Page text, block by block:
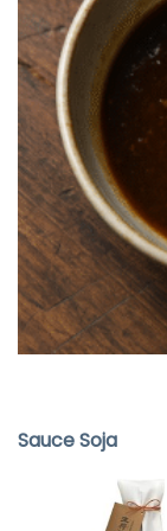
Sauce Soja